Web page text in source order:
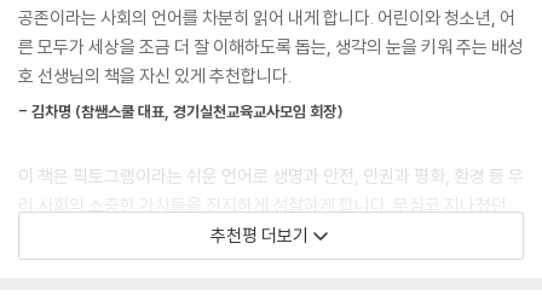
독일 통합의 상징이 되었습니다. 지금은 베를린뿐만 아니라 독일 여러 도
시에서 암펠만 신호등을 볼 수 있습니다. 오늘날 암펠만은 독일의 인기 있
는 문화 아이콘이 되었습니다. 암펠만을 활용한 기념품과 상품들이 많아졌
고, 관광객들도 암펠만을 독일의 상징적인 존재로 인식하게 되었습니다 .
우리나라는 고라니를 조심하라는 표지판이 많다면, 오스트레일리아는 코
알라와 캥거루를 조심하라는 표지판이 흔합니다. 같은 나라도 지역에 따라
차이가 있는데요. 우리나라 영산강 유역에서 볼 수 있는 두꺼비 조심 픽토
픽토그램은 눈빛만 봐도 통하는 친구처럼 말없이 마음을 전하는 그림 문자
입니다. 픽토그램은 글을 몰라도 말을 하지 않아도 누구나 한눈에 의미를
알 수 있도록 만들어집니다. 우리 일상 속 어디에서나 만날 수 있습니다. 매
자 봉지에도 빠짐없이 등장합니다.
예전에는 주로 위험을 알리거나 금지 사항을 경고하는 픽토그램이 많았지
만, 지금은 훨씬 다양해졌습니다. 반려동물 관련 내용을 비롯해 지구 환경
을 생각하고 모두를 위한 공간을 만들자는 새로운 생각들이 픽토그램에 담
기고 있습니다. 픽토그램 메시지는 사람들의 생각을 바꾸고, 행동을 변화
공존이라는 사회의 언어를 차분히 읽어 내게 합니다. 어린이와 청소년, 어
른 모두가 세상을 조금 더 잘 이해하도록 돕는, 생각의 눈을 키워 주는 배성
호 선생님의 책을 자신 있게 추천합니다.
- 김차명 (참쌤스쿨 대표, 경기실천교육교사모임 회장)
이 책은 픽토그램이라는 쉬운 언어로 생명과 안전, 인권과 평화, 환경 등 우
리 사회의 소중한 가치들을 진지하게 성찰하게 합니다. 무심코 지나쳤던
기호 속 역사와 배경을 따라가다 보면, 픽토그램이 단순한 디자인을 넘어
세상을 바꾸는 강력한 ‘실천의 언어’임을 깨닫게 됩니다. 특히 친환경 포장
추천평 더보기